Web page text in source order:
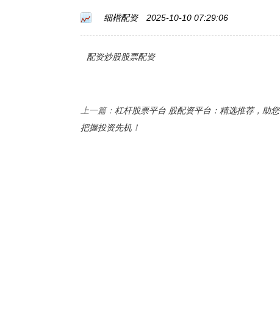
细楷配资 2025-10-10 07:29:06
配资炒股股票配资
上一篇： 杠杆股票平台 股配资平台：精选推荐，助您
把握投资先机！